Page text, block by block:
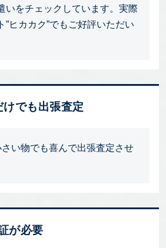
いをチェックしています。実際
”ヒカカク”でもご好評いただい
けでも出張査定
い物でも喜んで出張査定させ
が必要